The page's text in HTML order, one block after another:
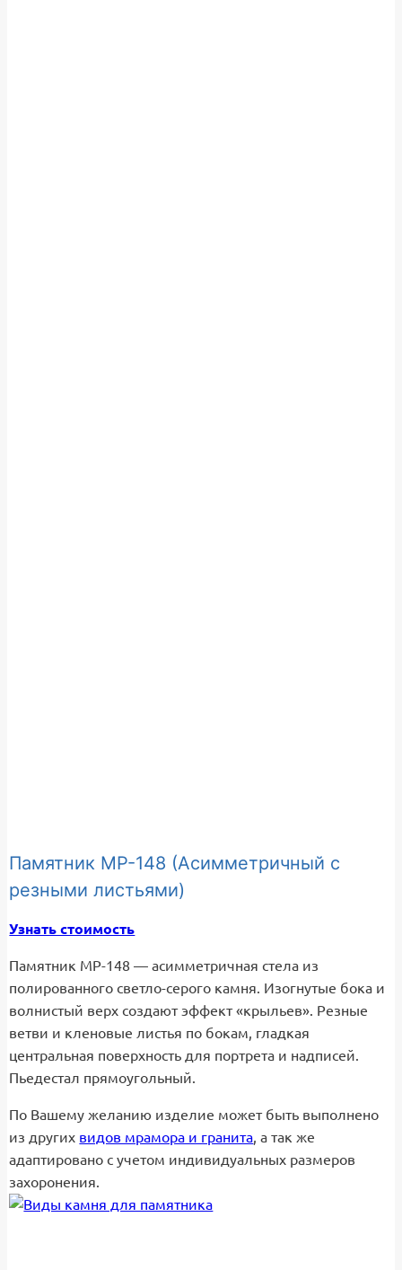
Памятник МР-148 (Асимметричный с
резными листьями)
Узнать стоимость
Памятник МР-148 — асимметричная стела из
полированного светло-серого камня. Изогнутые бока и
волнистый верх создают эффект «крыльев». Резные
ветви и кленовые листья по бокам, гладкая
центральная поверхность для портрета и надписей.
Пьедестал прямоугольный.
По Вашему желанию изделие может быть выполнено
из других видов мрамора и гранита, а так же
адаптировано с учетом индивидуальных размеров
захоронения.